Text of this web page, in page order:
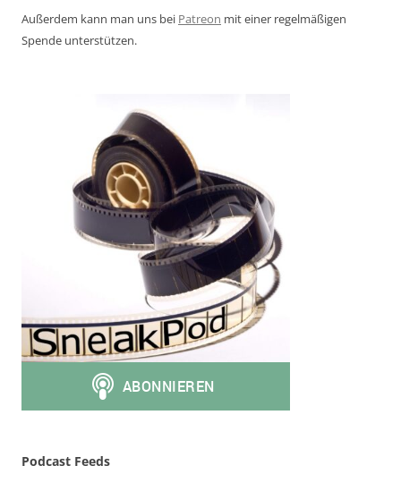
Außerdem kann man uns bei Patreon mit einer regelmäßigen
Spende unterstützen.
Podcast Feeds